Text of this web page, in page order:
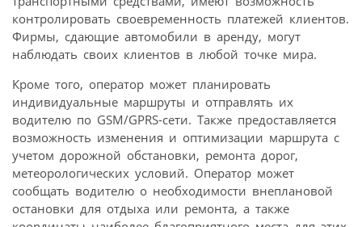
контролировать своевременность платежей клиентов.
Фирмы, сдающие автомобили в аренду, могут
наблюдать своих клиентов в любой точке мира.
Кроме того, оператор может планировать
индивидуальные маршруты и отправлять их
водителю по GSM/GPRS-сети. Также предоставляется
возможность изменения и оптимизации маршрута с
учетом дорожной обстановки, ремонта дорог,
метеорологических условий. Оператор может
сообщать водителю о необходимости внеплановой
остановки для отдыха или ремонта, а также